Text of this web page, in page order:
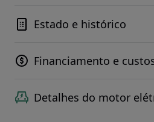
Estado e histórico
Financiamento e
Detalhes do motor